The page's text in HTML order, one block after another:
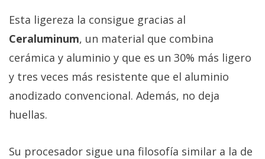
Esta ligereza la consigue gracias al
Ceraluminum, un material que combina
cerámica y aluminio y que es un 30% más ligero
y tres veces más resistente que el aluminio
anodizado convencional. Además, no deja
huellas.
Su procesador sigue una filosofía similar a la de